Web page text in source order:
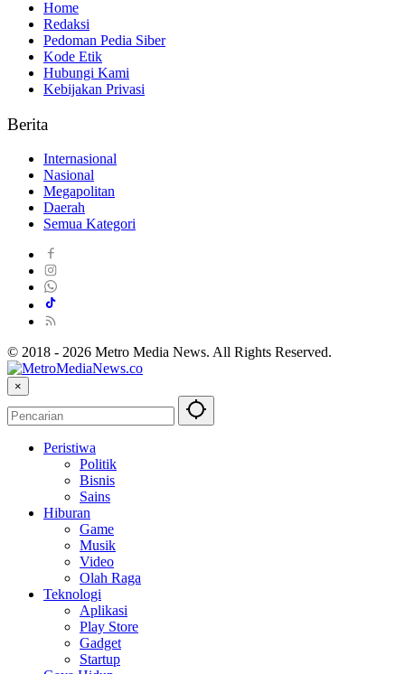
Home
Redaksi
Pedoman Pedia Siber
Kode Etik
Hubungi Kami
Kebijakan Privasi
Berita
Internasional
Nasional
Megapolitan
Daerah
Semua Kategori
© 2018 - 2026 Metro Media News. All Rights Reserved.
×
Peristiwa
Politik
Bisnis
Sains
Hiburan
Game
Musik
Video
Olah Raga
Teknologi
Aplikasi
Play Store
Gadget
Startup